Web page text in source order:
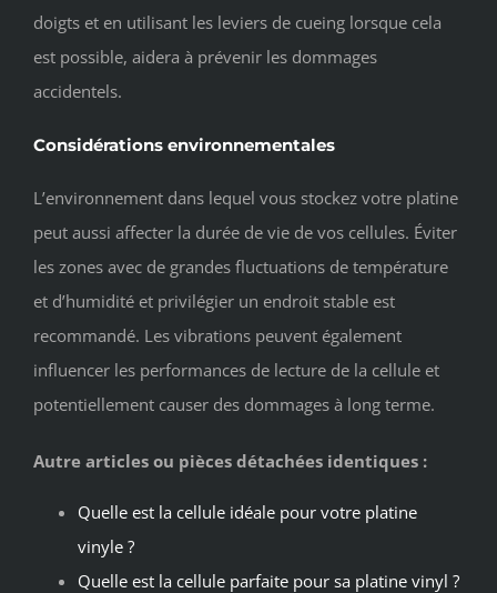
doigts et en utilisant les leviers de cueing lorsque cela
est possible, aidera à prévenir les dommages
accidentels.
Considérations environnementales
L’environnement dans lequel vous stockez votre platine
peut aussi affecter la durée de vie de vos cellules. Éviter
les zones avec de grandes fluctuations de température
et d’humidité et privilégier un endroit stable est
recommandé. Les vibrations peuvent également
influencer les performances de lecture de la cellule et
potentiellement causer des dommages à long terme.
Autre articles ou pièces détachées identiques :
Quelle est la cellule idéale pour votre platine
vinyle ?
Quelle est la cellule parfaite pour sa platine vinyl ?